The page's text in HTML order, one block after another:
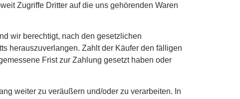
Zugriffe Dritter auf die uns gehörenden Waren
wir berechtigt, nach den gesetzlichen
herauszuverlangen. Zahlt der Käufer den fälligen
Frist zur Zahlung gesetzt haben oder
weiter zu veräußern und/oder zu verarbeiten. In